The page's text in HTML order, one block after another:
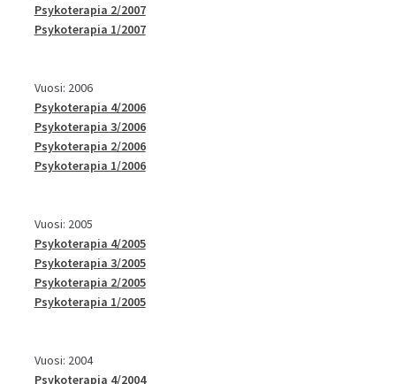
Psykoterapia 2/2007
Psykoterapia 1/2007
Vuosi: 2006
Psykoterapia 4/2006
Psykoterapia 3/2006
Psykoterapia 2/2006
Psykoterapia 1/2006
Vuosi: 2005
Psykoterapia 4/2005
Psykoterapia 3/2005
Psykoterapia 2/2005
Psykoterapia 1/2005
Vuosi: 2004
Psykoterapia 4/2004